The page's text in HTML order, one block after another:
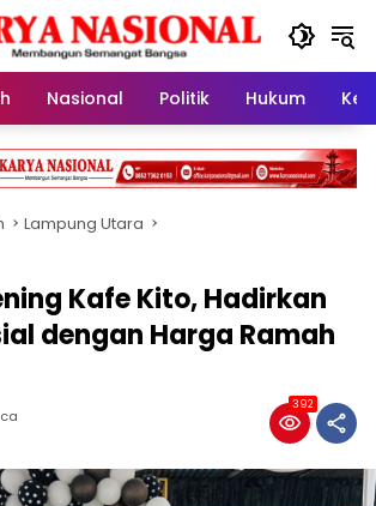
Nasional Politik Hukum
Lampung Utara
Kafe Kito, Hadirkan
dengan Harga Ramah
392